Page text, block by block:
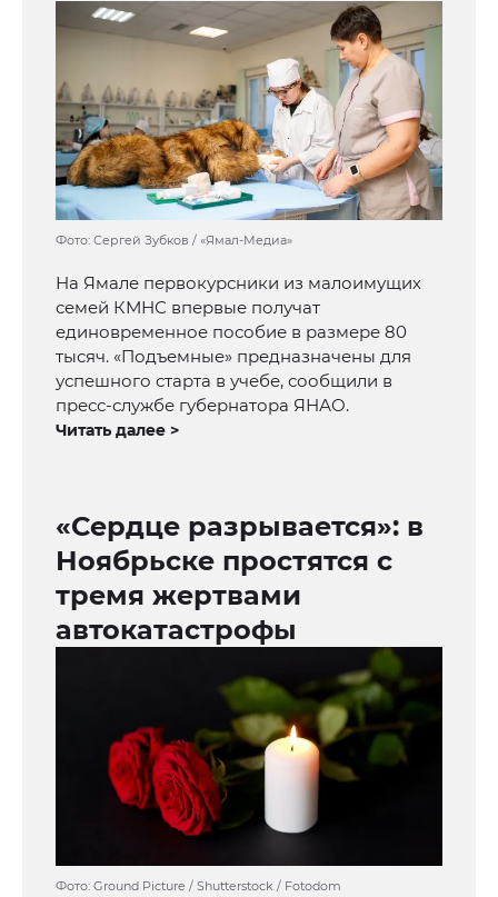
Фото: Сергей Зубков / «Ямал-Медиа»
На Ямале первокурсники из малоимущих
семей КМНС впервые получат
единовременное пособие в размере 80
тысяч. «Подъемные» предназначены для
успешного старта в учебе, сообщили в
пресс-службе губернатора ЯНАО.
Читать далее >
«Сердце разрывается»: в
Ноябрьске простятся с
тремя жертвами
автокатастрофы
Фото: Ground Picture / Shutterstock / Fotodom